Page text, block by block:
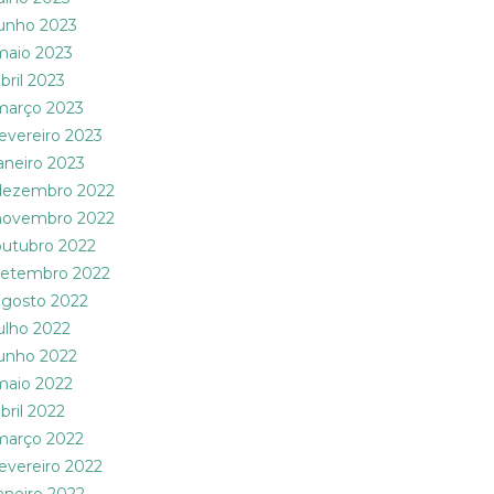
2023
2023
2023
2023
2023
2023
2022
2022
2022
2022
2022
2022
2022
2022
2022
2022
2022